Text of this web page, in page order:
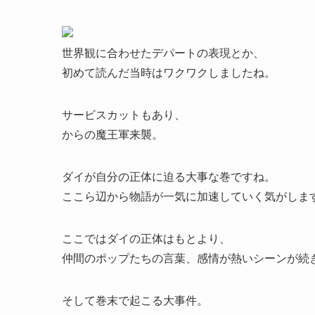
世界観に合わせたデパートの表現とか、
初めて読んだ当時はワクワクしましたね。
サービスカットもあり、
からの魔王軍来襲。
ダイが自分の正体に迫る大事な巻ですね。
ここら辺から物語が一気に加速していく気がしま
ここではダイの正体はもとより、
仲間のポップたちの言葉、感情が熱いシーンが続
そして巻末で起こる大事件。